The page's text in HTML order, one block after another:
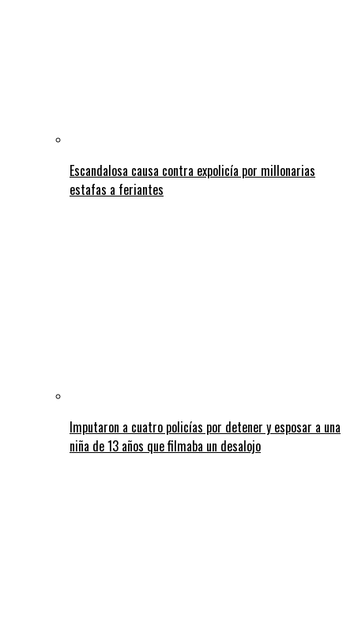
Escandalosa causa contra expolicía por millonarias
estafas a feriantes
Imputaron a cuatro policías por detener y esposar a una
niña de 13 años que filmaba un desalojo